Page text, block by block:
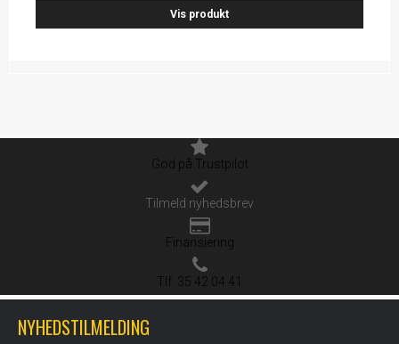
Vis produkt
God på Trustpilot
Tilmeld nyhedsbrev
Finansiering
Tlf. 35 42 04 41
NYHEDSTILMELDING